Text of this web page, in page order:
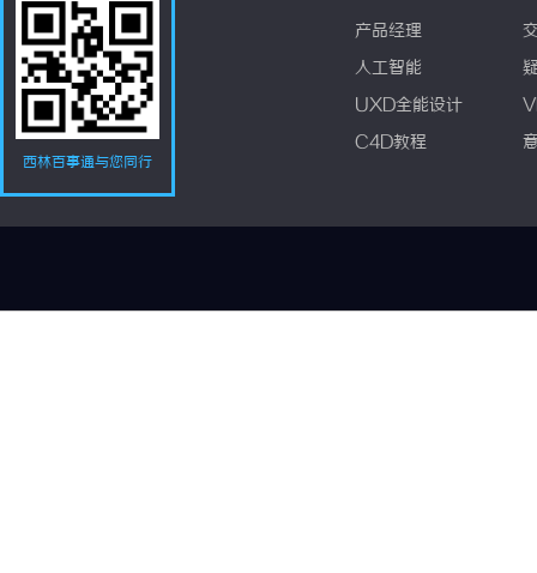
西林百事通与您同行
产品经理
人工智能
UXD全能设计
C4D教程